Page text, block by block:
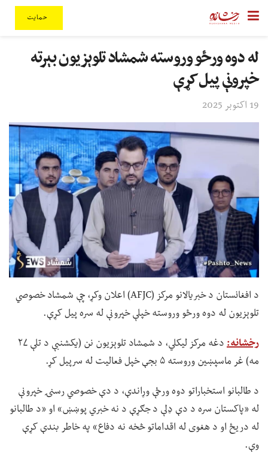
حمایت
له دوه ورځو وروسته شمشاد تلوېزیون بېرته
خپرونې پیل کړې
19 اکتوبر 2025
د افغانستان د خبریالانو مرکز (AFJC) اعلان وکړ، چې شمشاد خصوصي
تلوېزیون له دوه ورځو وروسته خپلې خپرونې له سره پیل کړې.
رخشانه:
دغه مرکز لیکلي، د شمشاد تلوېزیون نن (یکشنبې د تلې ۲۷
مه) غر ماسپښین وروسته ۵ بجې خپل فعالیت له سرپیل کړ.
د طالبانو استخباراتو دوه ورځې وړاندې، د دې خصوصي رسنۍ خپرونې
له «پاکستان سره د دې ډلې د جګړې د نه خبري پوښښ» او «د طالبانو
له دریځ او د هغوی له اقداماتو څخه نه دفاع» په خاطر بندې کړې
وې.